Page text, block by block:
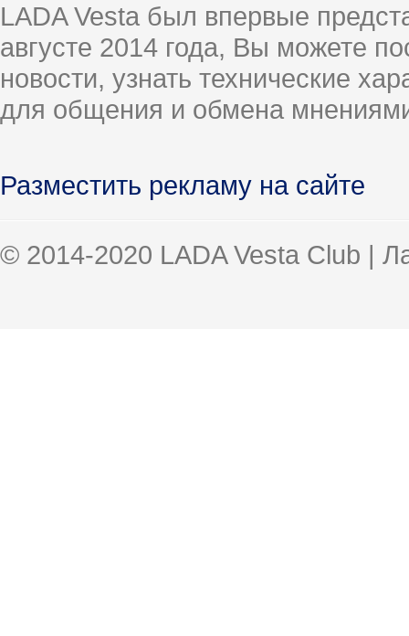
LADA Vesta был впервые
августе 2014 года, Вы можете
новости, узнать технические
для общения и обмена
Разместить рекламу на сайте
© 2014-2020 LADA Vesta Club |